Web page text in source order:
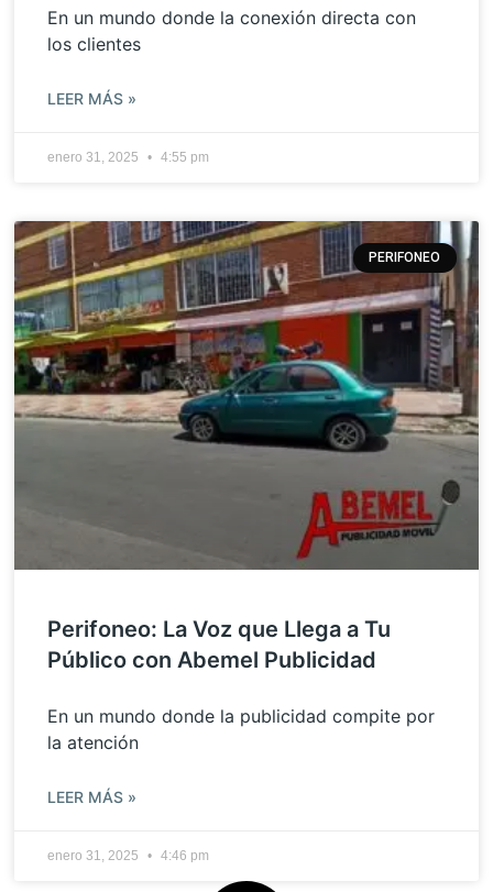
En un mundo donde la conexión directa con
los clientes
LEER MÁS »
enero 31, 2025 4:55 pm
PERIFONEO
Perifoneo: La Voz que Llega a Tu
Público con Abemel Publicidad
En un mundo donde la publicidad compite por
la atención
LEER MÁS »
enero 31, 2025 4:46 pm